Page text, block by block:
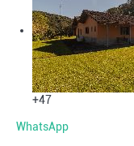
+47
WhatsApp